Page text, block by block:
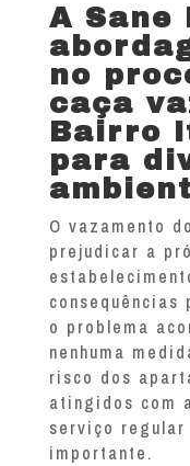
A Sane
no
caça
Bairro
para
O vazamento
prejudicar a
consequências
o problema
nenhuma
risco dos
atingidos com
serviço regular
importante.